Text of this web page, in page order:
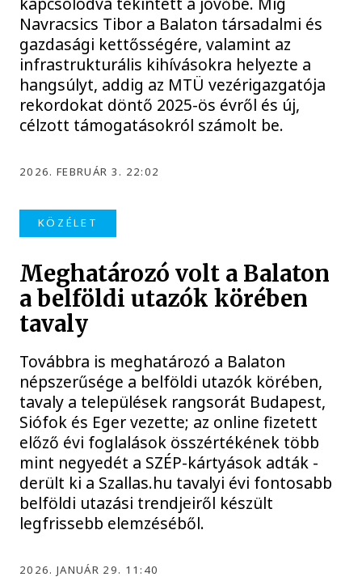
Navracsics Tibor a Balaton társadalmi és
gazdasági kettősségére, valamint az
infrastrukturális kihívásokra helyezte a
hangsúlyt, addig az MTÜ vezérigazgatója
rekordokat döntő 2025-ös évről és új,
célzott támogatásokról számolt be.
2026. FEBRUÁR 3. 22:02
KÖZÉLET
Meghatározó volt a Balaton
a belföldi utazók körében
tavaly
Továbbra is meghatározó a Balaton
népszerűsége a belföldi utazók körében,
tavaly a települések rangsorát Budapest,
Siófok és Eger vezette; az online fizetett
előző évi foglalások összértékének több
mint negyedét a SZÉP-kártyások adták -
derült ki a Szallas.hu tavalyi évi fontosabb
belföldi utazási trendjeiről készült
legfrissebb elemzéséből.
2026. JANUÁR 29. 11:40